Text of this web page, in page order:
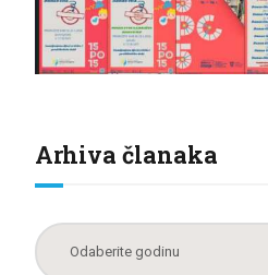
Arhiva članaka